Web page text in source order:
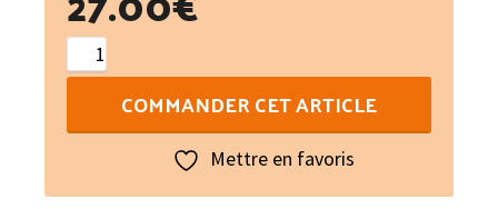
quantité
de
COMMANDER CET ARTICLE
Mettre en favoris